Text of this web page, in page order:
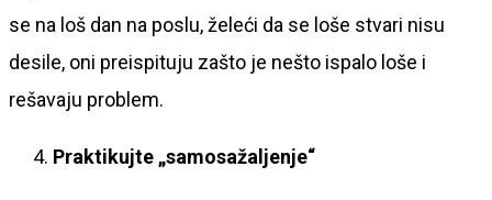
se na loš dan na poslu, želeći da se loše stvari nisu
desile, oni preispituju zašto je nešto ispalo loše i
rešavaju problem.
Praktikujte „samosažaljenje“